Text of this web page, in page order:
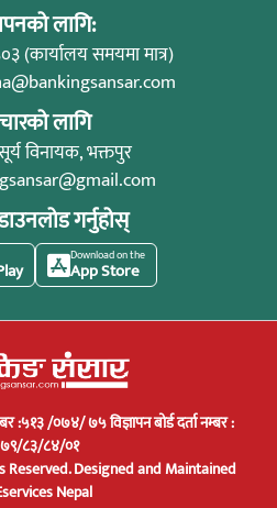
लागि:
(कार्यालय समयमा मात्र)
लागि
विनायक, भक्तपुर
गर्नुहोस्
Download on the
App Store
:५१३ /०७४/ ७५ विज्ञापन बोर्ड दर्ता नम्बर :
८३/८४/०१
Reserved.Designed and Maintained
Nepal